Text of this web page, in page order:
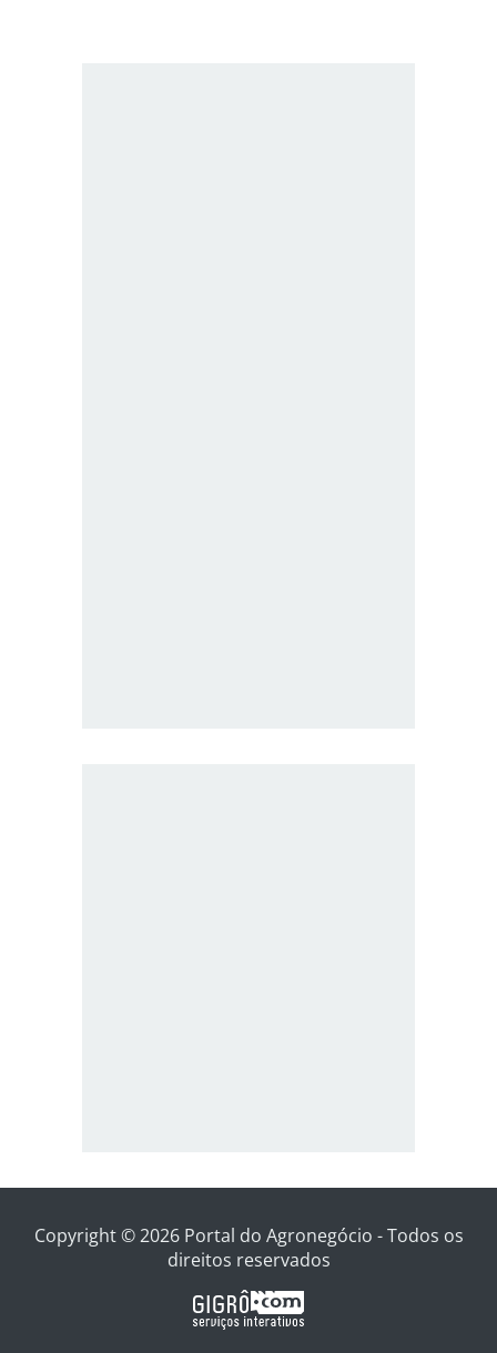
Copyright © 2026 Portal do Agronegócio - Todos os
direitos reservados